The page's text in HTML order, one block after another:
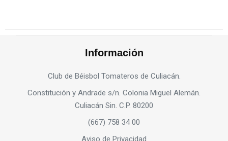
Información
Club de Béisbol Tomateros de Culiacán.
Constitución y Andrade s/n. Colonia Miguel Alemán.
Culiacán Sin. C.P. 80200
(667) 758 34 00
Aviso de Privacidad